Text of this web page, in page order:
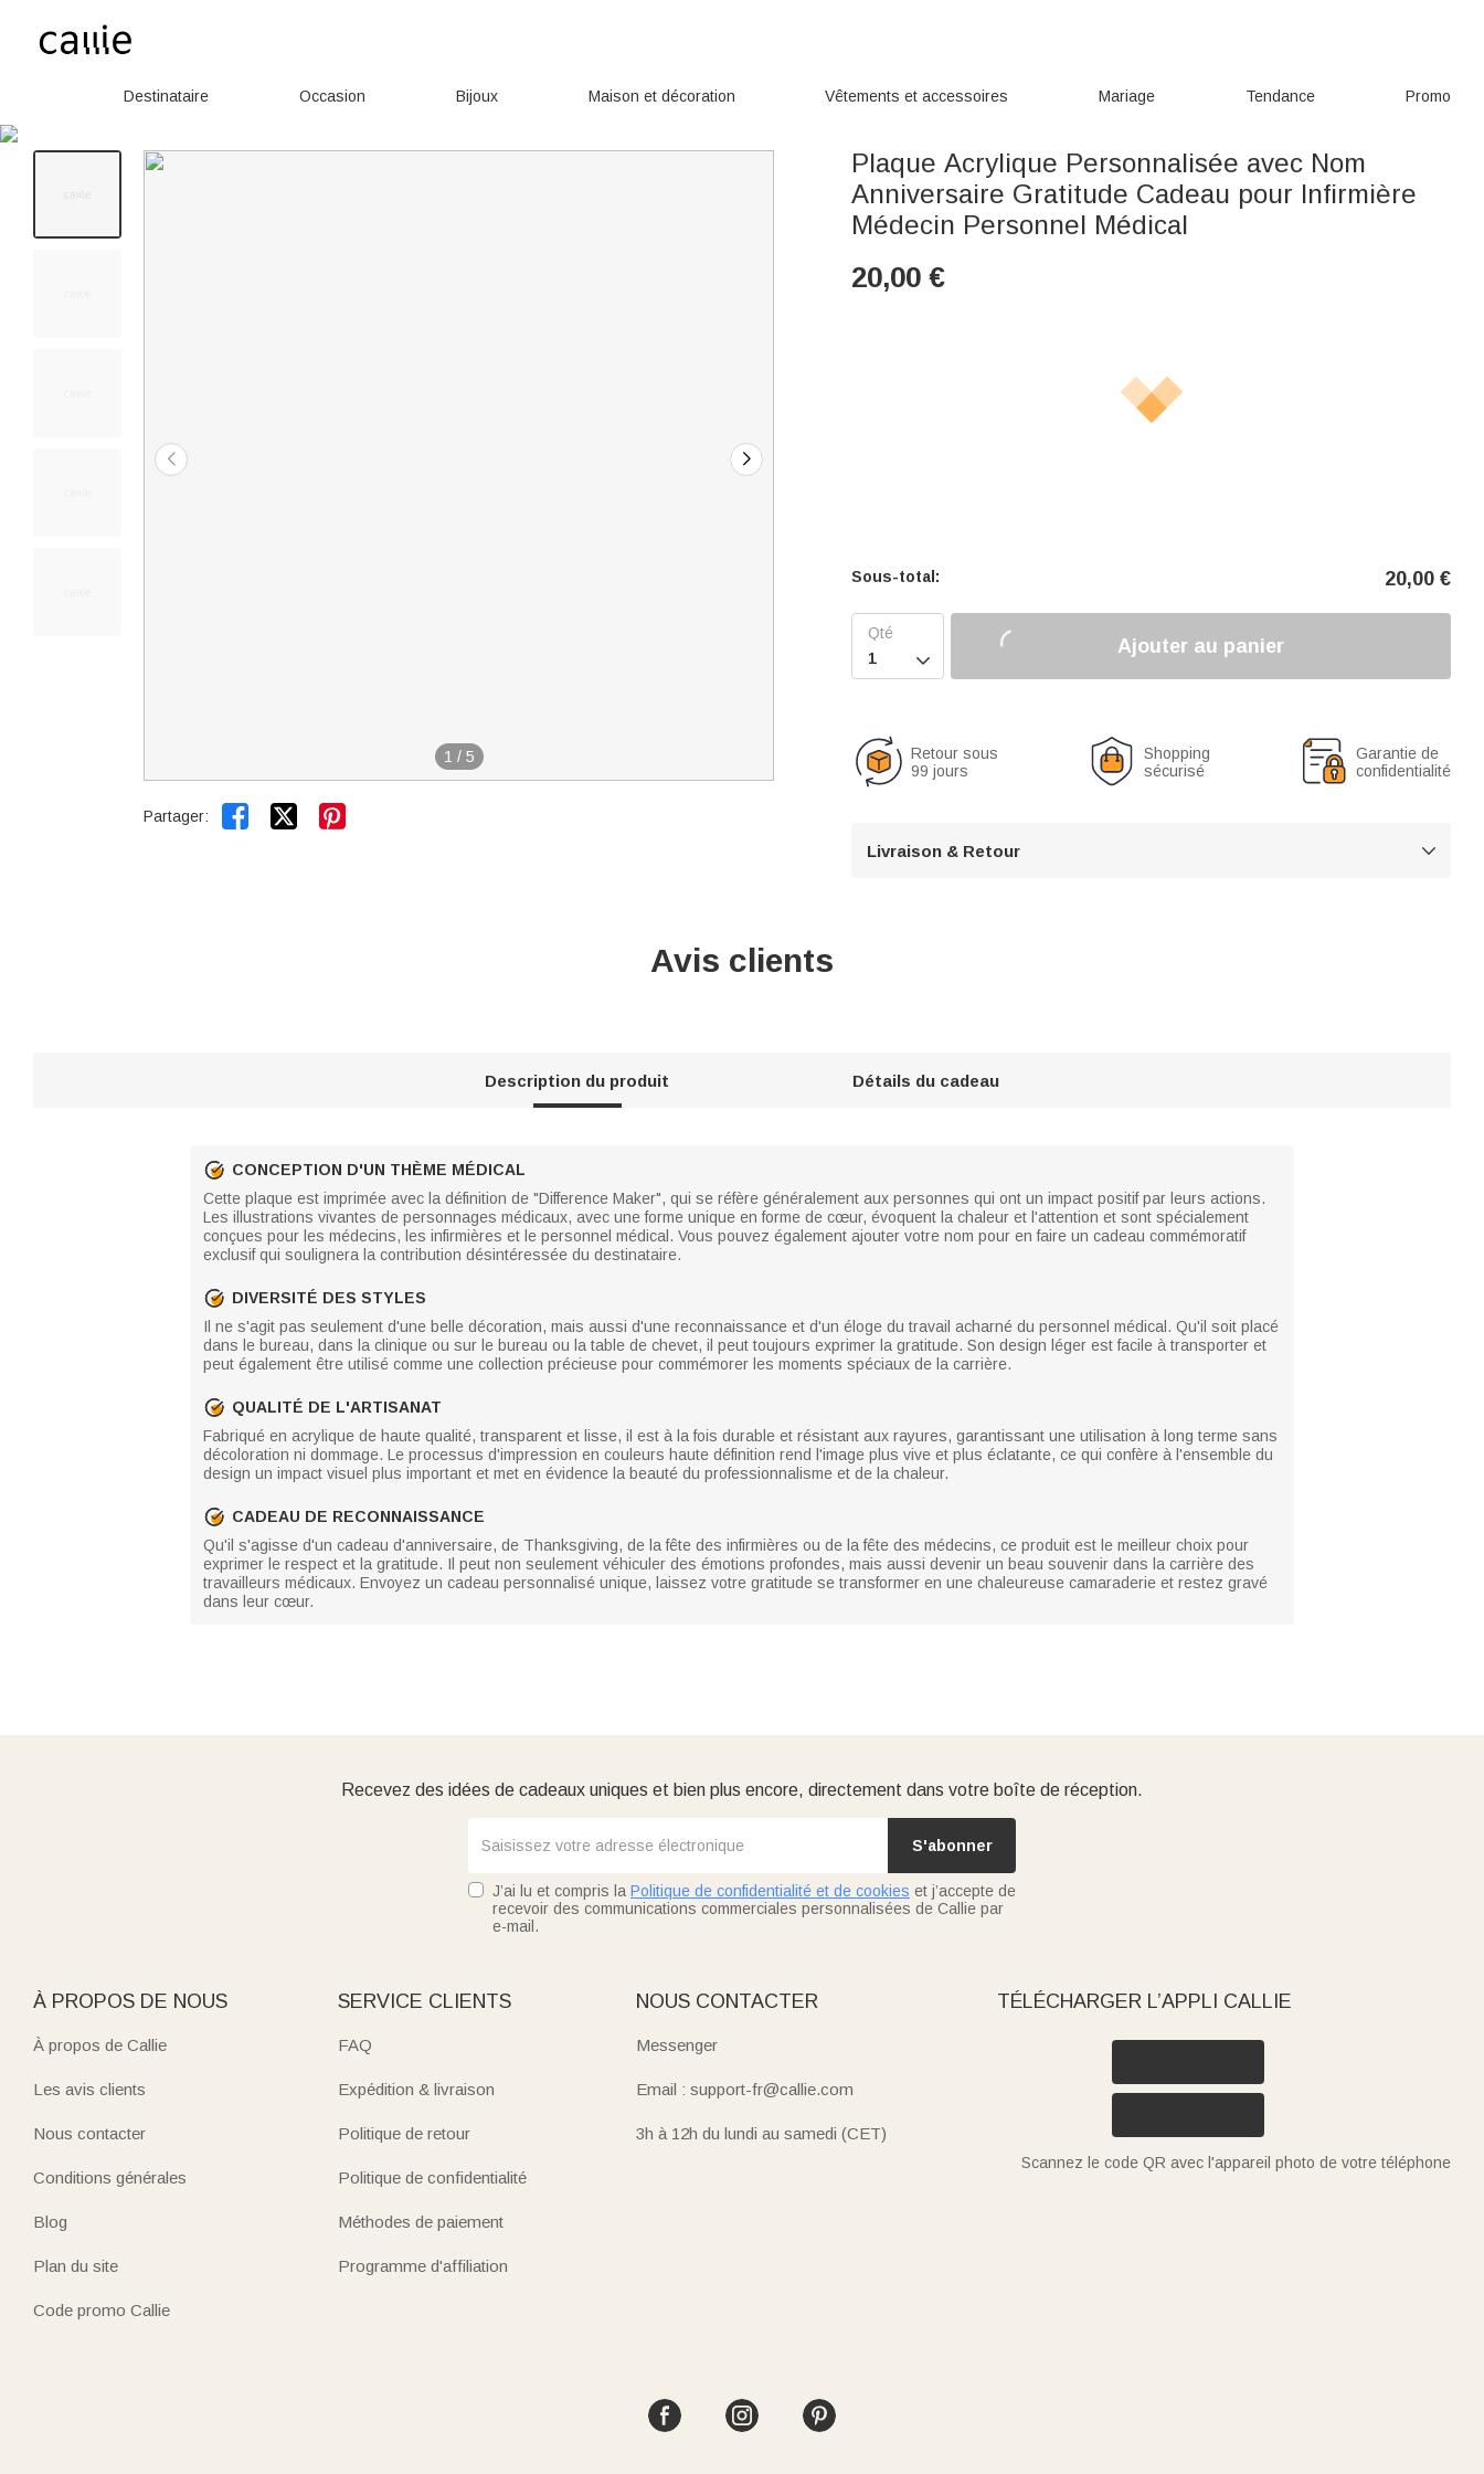
Destinataire Occasion Bijoux Maison et décoration Vêtements et accessoires Mariage Tendance Promo
1 / 5
Partager:  
Plaque Acrylique Personnalisée avec Nom
Anniversaire Gratitude Cadeau pour Infirmière
Médecin Personnel Médical
20,00 €
Sous-total: 20,00 €

Ajouter au panier
Retour sous
99 jours
Shopping
sécurisé
Garantie de
confidentialité
Livraison & Retour 
Avis clients
Description du produit Détails du cadeau
CONCEPTION D'UN THÈME MÉDICAL
Cette plaque est imprimée avec la définition de "Difference Maker", qui se réfère généralement aux personnes qui ont un impact positif par leurs actions.
Les illustrations vivantes de personnages médicaux, avec une forme unique en forme de cœur, évoquent la chaleur et l'attention et sont spécialement
conçues pour les médecins, les infirmières et le personnel médical. Vous pouvez également ajouter votre nom pour en faire un cadeau commémoratif
exclusif qui soulignera la contribution désintéressée du destinataire.
DIVERSITÉ DES STYLES
Il ne s'agit pas seulement d'une belle décoration, mais aussi d'une reconnaissance et d'un éloge du travail acharné du personnel médical. Qu'il soit placé
dans le bureau, dans la clinique ou sur le bureau ou la table de chevet, il peut toujours exprimer la gratitude. Son design léger est facile à transporter et
peut également être utilisé comme une collection précieuse pour commémorer les moments spéciaux de la carrière.
QUALITÉ DE L'ARTISANAT
Fabriqué en acrylique de haute qualité, transparent et lisse, il est à la fois durable et résistant aux rayures, garantissant une utilisation à long terme sans
décoloration ni dommage. Le processus d'impression en couleurs haute définition rend l'image plus vive et plus éclatante, ce qui confère à l'ensemble du
design un impact visuel plus important et met en évidence la beauté du professionnalisme et de la chaleur.
CADEAU DE RECONNAISSANCE
Qu'il s'agisse d'un cadeau d'anniversaire, de Thanksgiving, de la fête des infirmières ou de la fête des médecins, ce produit est le meilleur choix pour
exprimer le respect et la gratitude. Il peut non seulement véhiculer des émotions profondes, mais aussi devenir un beau souvenir dans la carrière des
travailleurs médicaux. Envoyez un cadeau personnalisé unique, laissez votre gratitude se transformer en une chaleureuse camaraderie et restez gravé
dans leur cœur.
Recevez des idées de cadeaux uniques et bien plus encore, directement dans votre boîte de réception.
S'abonner
J’ai lu et compris la Politique de confidentialité et de cookies et j’accepte de
recevoir des communications commerciales personnalisées de Callie par
e-mail.
À PROPOS DE NOUS
À propos de Callie
Les avis clients
Nous contacter
Conditions générales
Blog
Plan du site
Code promo Callie
SERVICE CLIENTS
FAQ
Expédition & livraison
Politique de retour
Politique de confidentialité
Méthodes de paiement
Programme d'affiliation
NOUS CONTACTER
Messenger
Email : support-fr@callie.com
3h à 12h du lundi au samedi (CET)
TÉLÉCHARGER L’APPLI CALLIE
Scannez le code QR avec l'appareil photo de votre téléphone